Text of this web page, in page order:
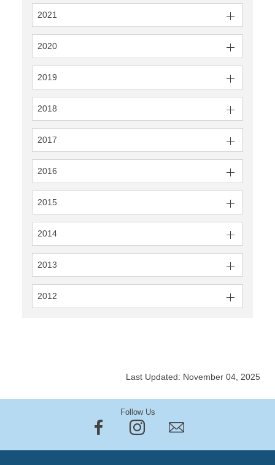
2021
2020
2019
2018
2017
2016
2015
2014
2013
2012
Last Updated: November 04, 2025
Follow Us